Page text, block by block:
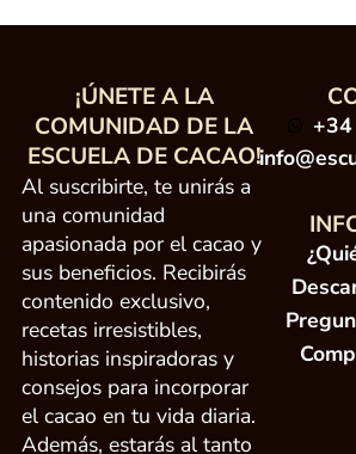
¡ÚNETE A LA
COMUNIDAD DE LA
ESCUELA DE CACAO!
Al suscribirte, te unirás a
una comunidad
apasionada por el cacao y
sus beneficios. Recibirás
contenido exclusivo,
recetas irresistibles,
historias inspiradoras y
consejos para incorporar
el cacao en tu vida diaria.
Además, estarás al tanto